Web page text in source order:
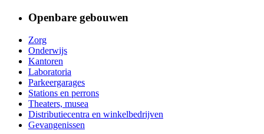
Openbare gebouwen
Zorg
Onderwijs
Kantoren
Laboratoria
Parkeergarages
Stations en perrons
Theaters, musea
Distributiecentra en winkelbedrijven
Gevangenissen